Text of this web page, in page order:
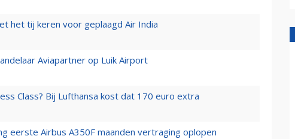
het tij keren voor geplaagd Air India
Aviapartner op Luik Airport
Class? Bij Lufthansa kost dat 170 euro extra
eerste Airbus A350F maanden vertraging oplopen